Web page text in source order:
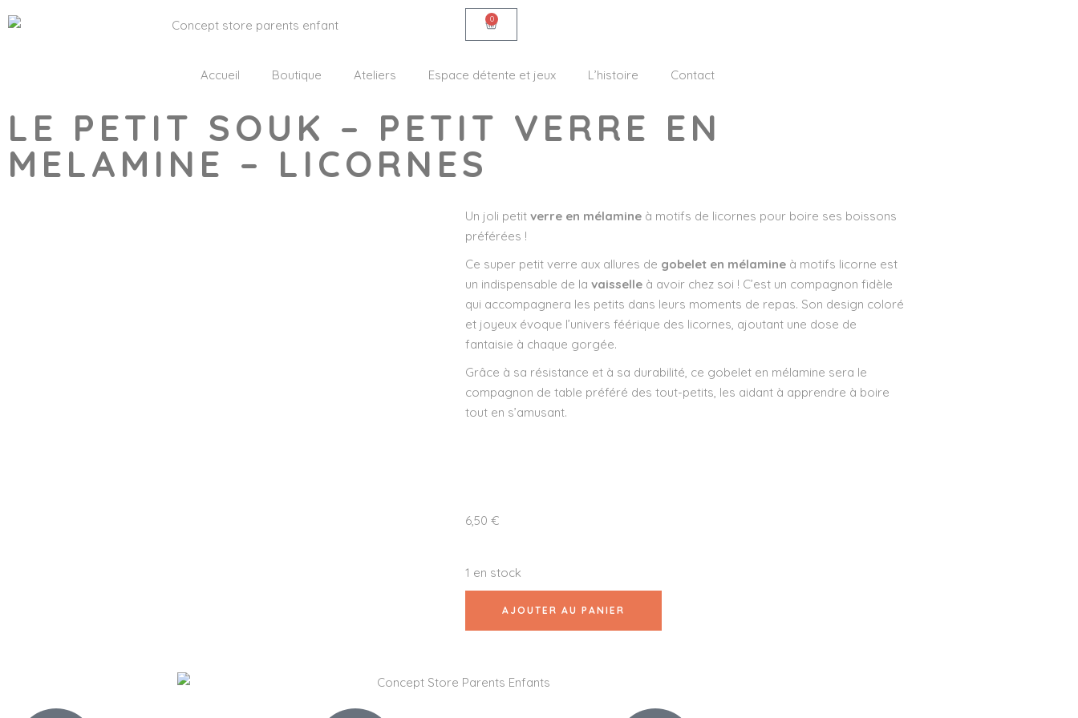
0
Accueil Boutique Ateliers Espace détente et jeux L’histoire Contact
LE PETIT SOUK – PETIT VERRE EN
MELAMINE – LICORNES
Un joli petit verre en mélamine à motifs de licornes pour boire ses boissons
préférées !
Ce super petit verre aux allures de gobelet en mélamine à motifs licorne est
un indispensable de la vaisselle à avoir chez soi ! C’est un compagnon fidèle
qui accompagnera les petits dans leurs moments de repas. Son design coloré
et joyeux évoque l’univers féérique des licornes, ajoutant une dose de
fantaisie à chaque gorgée.
Grâce à sa résistance et à sa durabilité, ce gobelet en mélamine sera le
compagnon de table préféré des tout-petits, les aidant à apprendre à boire
tout en s’amusant.
6,50 €
1 en stock
AJOUTER AU PANIER